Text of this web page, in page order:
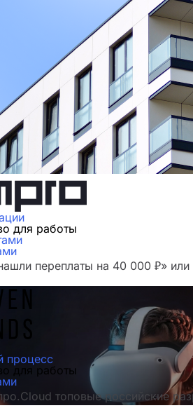
для работы
переплаты на 40 000 ₽»
процесс
для работы
топовые российские